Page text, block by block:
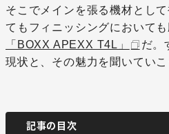
そこでメインを張る機材とし
てもフィニッシングにおいて
「BOXX APEXX T4L」
だ。
現状と、その魅力を聞いていこ
記事の目次